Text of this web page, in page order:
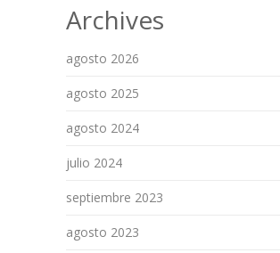
Archives
agosto 2026
agosto 2025
agosto 2024
julio 2024
septiembre 2023
agosto 2023